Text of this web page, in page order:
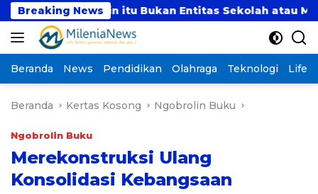
Langsung
ke
konten
Breaking Newsitu Bukan Entitas Sekolah atau Madrasah
Beranda News Pendidikan Olahraga Teknologi
Beranda Kertas Kosong Ngobrolin Buku
Ngobrolin Buku
Merekonstruksi Ulang
Konsolidasi Kebangsaan